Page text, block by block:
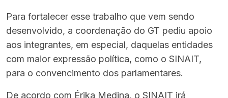
Para fortalecer esse trabalho que vem sendo
desenvolvido, a coordenação do GT pediu apoio
aos integrantes, em especial, daquelas entidades
com maior expressão política, como o SINAIT,
para o convencimento dos parlamentares.
De acordo com Érika Medina, o SINAIT irá